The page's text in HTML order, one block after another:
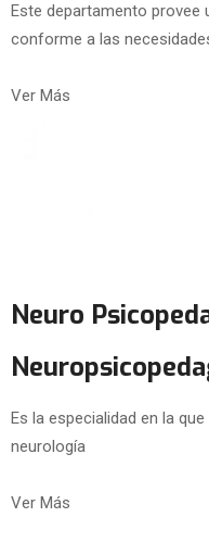
Este departamento provee
conforme a las
Ver Más
Neuro
Es la especialidad en la
neurología
Ver Más